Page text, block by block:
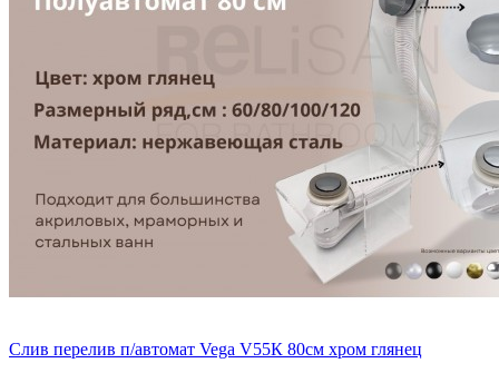
Слив перелив п/автомат Vega V55К 80см хром глянец